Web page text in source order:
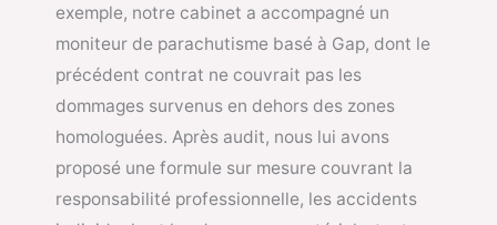
exemple, notre cabinet a accompagné un
moniteur de parachutisme basé à Gap, dont le
précédent contrat ne couvrait pas les
dommages survenus en dehors des zones
homologuées. Après audit, nous lui avons
proposé une formule sur mesure couvrant la
responsabilité professionnelle, les accidents